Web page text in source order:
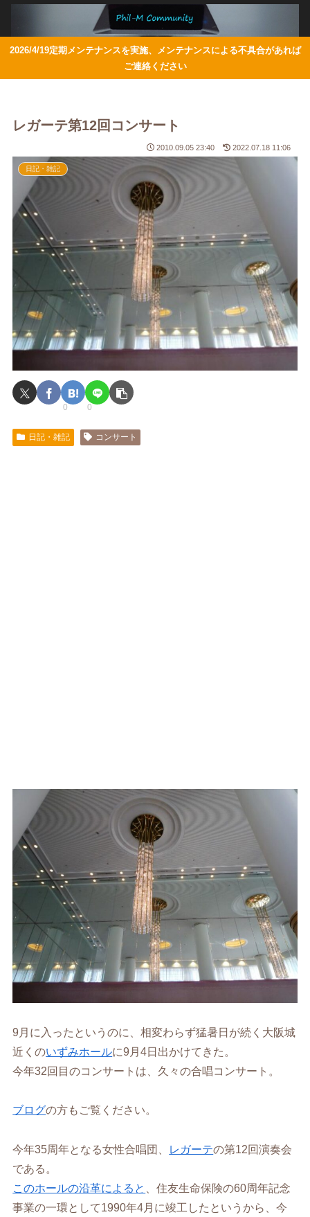
2026/4/19定期メンテナンスを実施、メンテナンスによる不具合があれば
ご連絡ください
レガーテ第12回コンサート
2010.09.05 23:40 2022.07.18 11:06
日記・雑記
0 0
日記・雑記 コンサート
9月に入ったというのに、相変わらず猛暑日が続く大阪城
近くのいずみホールに9月4日出かけてきた。
今年32回目のコンサートは、久々の合唱コンサート。
ブログの方もご覧ください。
今年35周年となる女性合唱団、 レガーテの第12回演奏会
である。
このホールの沿革によると
、住友生命保険の60周年記念
事業の一環として1990年4月に竣工したというから、今